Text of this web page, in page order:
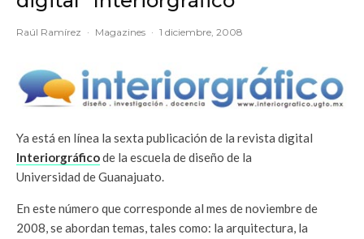
Raúl Ramírez · Magazines · 1 diciembre, 2008
Ya está en línea la sexta publicación de la revista digital
Interiorgráficode la escuela de diseño de la
Universidad de Guanajuato.
En este número que corresponde al mes de noviembre de
2008, se abordan temas, tales como: la arquitectura, la